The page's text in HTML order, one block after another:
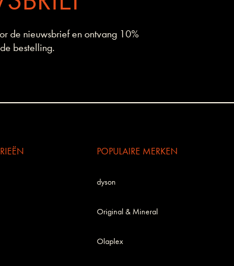
de nieuwsbrief en ontvang 10%
bestelling.
POPULAIRE MERKEN
dyson
Original & Mineral
Olaplex